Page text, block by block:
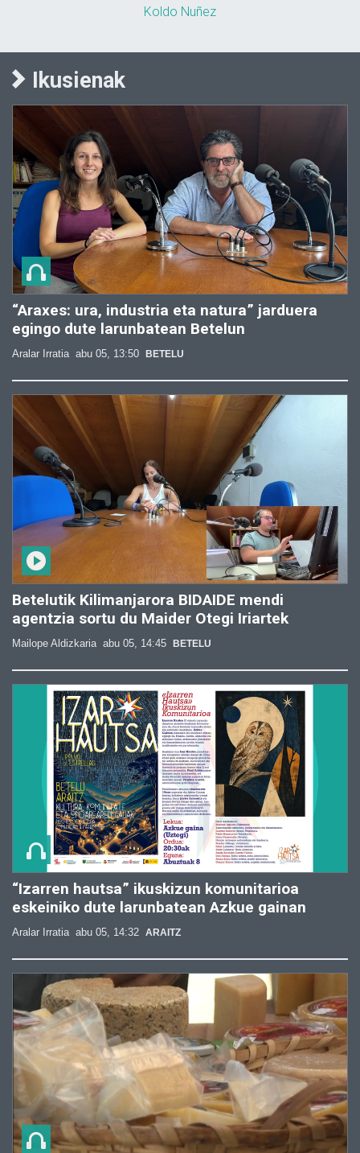
Koldo Nuñez
Ikusienak
“Araxes: ura, industria eta natura” jarduera
egingo dute larunbatean Betelun
Aralar Irratia abu 05, 13:50 BETELU
Betelutik Kilimanjarora BIDAIDE mendi
agentzia sortu du Maider Otegi Iriartek
Mailope Aldizkaria abu 05, 14:45 BETELU
“Izarren hautsa” ikuskizun komunitarioa
eskeiniko dute larunbatean Azkue gainan
Aralar Irratia abu 05, 14:32 ARAITZ